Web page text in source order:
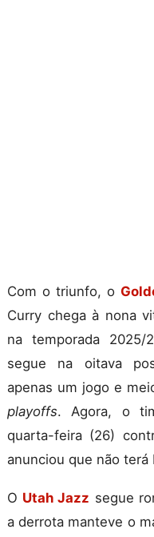
Com o triunfo, o
Curry chega à nona
na temporada
segue na oitava
apenas um jogo e
playoffs. Agora, o
quarta-feira (26)
anunciou que não terá
O Utah Jazz segue
a derrota manteve o